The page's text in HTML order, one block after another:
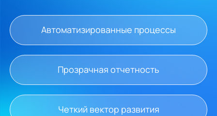
Автоматизированные процессы
Прозрачная отчетность
Четкий вектор развития